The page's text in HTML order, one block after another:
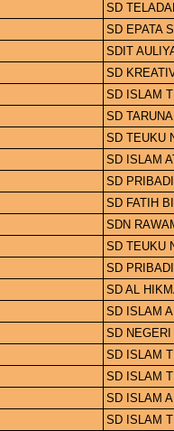
SD
SD EPATA
SDIT
SD
SD ISLAM
SD
SD TEUKU
SD ISLAM
SD PRIBADI
SD FATIH
SDN
SD TEUKU
SD
SD AL
SD ISLAM
SD
SD ISLAM
SD ISLAM
SD ISLAM
SD ISLAM